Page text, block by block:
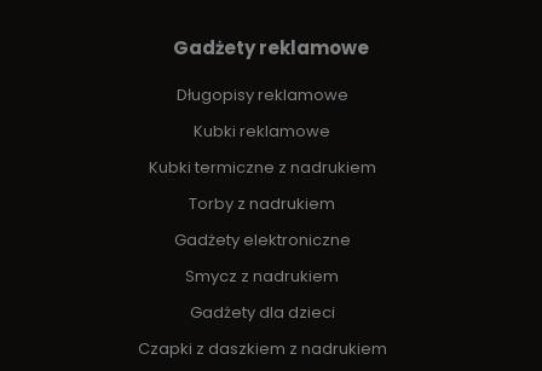
Gadżety reklamowe
Długopisy reklamowe
Kubki reklamowe
Kubki termiczne z nadrukiem
Torby z nadrukiem
Gadżety elektroniczne
Smycz z nadrukiem
Gadżety dla dzieci
Czapki z daszkiem z nadrukiem